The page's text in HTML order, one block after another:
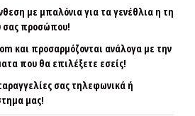
με μπαλόνια για τα γενέθλια η τη
σας προσώπου!
και προσαρμόζονται ανάλογα με την
που θα επιλέξετε εσείς!
σας τηλεφωνικά ή
μας!